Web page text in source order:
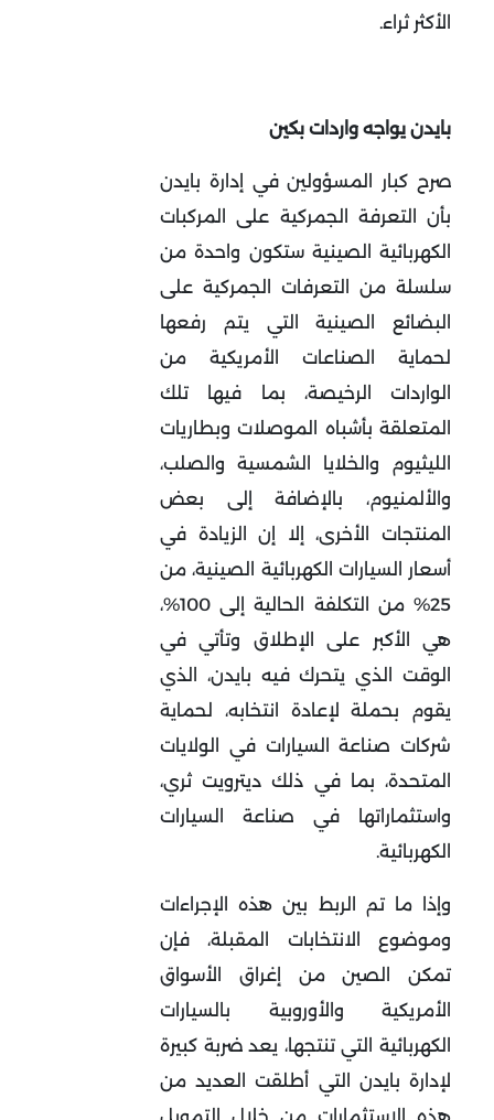
الأكثر ثراء.
بايدن يواجه واردات بكين
صرح كبار المسؤولين في إدارة بايدن
بأن التعرفة الجمركية على المركبات
الكهربائية الصينية ستكون واحدة من
سلسلة من التعرفات الجمركية على
البضائع الصينية التي يتم رفعها
لحماية الصناعات الأمريكية من
الواردات الرخيصة، بما فيها تلك
المتعلقة بأشباه الموصلات وبطاريات
الليثيوم والخلايا الشمسية والصلب،
والألمنيوم، بالإضافة إلى بعض
المنتجات الأخرى، إلا إن الزيادة في
أسعار السيارات الكهربائية الصينية، من
25% من التكلفة الحالية إلى 100%،
هي الأكبر على الإطلاق وتأتي في
الوقت الذي يتحرك فيه بايدن، الذي
يقوم بحملة لإعادة انتخابه، لحماية
شركات صناعة السيارات في الولايات
المتحدة، بما في ذلك ديترويت ثري،
واستثماراتها في صناعة السيارات
الكهربائية.
وإذا ما تم الربط بين هذه الإجراءات
وموضوع الانتخابات المقبلة، فإن
تمكن الصين من إغراق الأسواق
الأمريكية والأوروبية بالسيارات
الكهربائية التي تنتجها، يعد ضربة كبيرة
لإدارة بايدن التي أطلقت العديد من